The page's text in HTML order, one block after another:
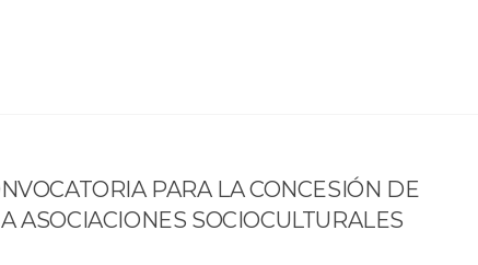
PARA LA CONCESIÓN DE
ASOCIACIONES SOCIOCULTURALES